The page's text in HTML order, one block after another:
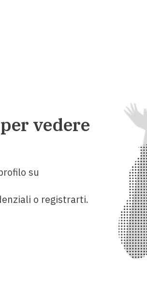
vedere
su
o registrarti.